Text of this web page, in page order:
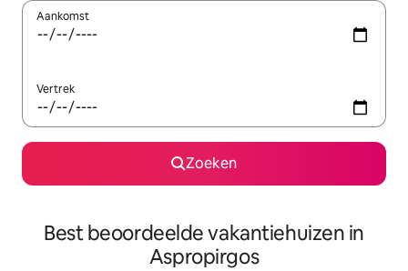
Aankomst
Vertrek
Zoeken
Best beoordeelde vakantiehuizen in
Aspropirgos